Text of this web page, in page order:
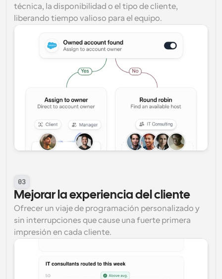
técnica, la disponibilidad o el tipo de cliente,
liberando tiempo valioso para el equipo.
03
Mejorar la experiencia del cliente
Ofrecer un viaje de programación personalizado y
sin interrupciones que cause una fuerte primera
impresión en cada cliente.